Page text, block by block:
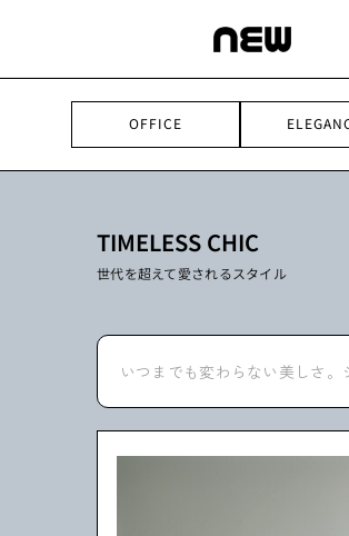
content
OFFICE
TIMELESS CHIC
世代を超えて愛されるスタイル
いつまでも変わらない美しさ。